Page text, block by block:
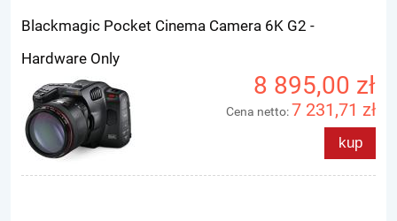
Blackmagic Pocket Cinema Camera 6K G2 -
Hardware Only
8 895,00 zł
Cena netto:7 231,71 zł
kup